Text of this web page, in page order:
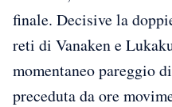
finale. Decisive la
reti di Vanaken e
momentaneo pareggio
preceduta da ore